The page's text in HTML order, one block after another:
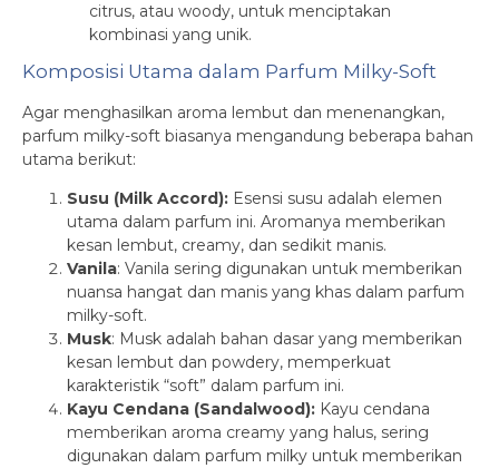
citrus, atau woody, untuk menciptakan
kombinasi yang unik.
Komposisi Utama dalam Parfum Milky-Soft
Agar menghasilkan aroma lembut dan menenangkan,
parfum milky-soft biasanya mengandung beberapa bahan
utama berikut:
Susu (Milk Accord): Esensi susu adalah elemen
utama dalam parfum ini. Aromanya memberikan
kesan lembut, creamy, dan sedikit manis.
Vanila: Vanila sering digunakan untuk memberikan
nuansa hangat dan manis yang khas dalam parfum
milky-soft.
Musk: Musk adalah bahan dasar yang memberikan
kesan lembut dan powdery, memperkuat
karakteristik “soft” dalam parfum ini.
Kayu Cendana (Sandalwood): Kayu cendana
memberikan aroma creamy yang halus, sering
digunakan dalam parfum milky untuk memberikan